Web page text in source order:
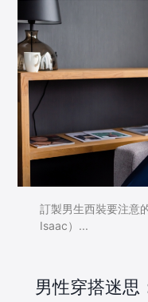
訂製男生西裝要注意
Isaac）...
男性穿搭迷思